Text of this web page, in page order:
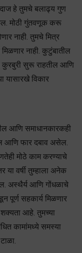
हे तुमचे बलाढ्य गुण
मोठी गुंतवणूक करू
नाही. तुमचे मित्र
नाही. कुटुंबातील
कुरबुरी सुरू राहतील आणि
यासारखे विकार
आणि समाधानकारकही
आणि फार दबाव असेल.
मोठे काम करण्याचे
वर्षी तुम्हाला अनेक
अस्थैर्य आणि गोंधळाचे
पूर्ण सहकार्य मिळणार
शक्यता आहे. तुमच्या
कामांमध्ये समस्या